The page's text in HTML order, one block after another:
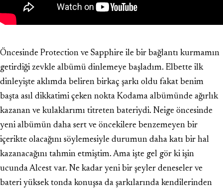
Öncesinde Protection ve Sapphire ile bir bağlantı kurmamın
getirdiği zevkle albümü dinlemeye başladım. Elbette ilk
dinleyişte aklımda beliren birkaç şarkı oldu fakat benim
başta asıl dikkatimi çeken nokta Kodama albümünde ağırlık
kazanan ve kulaklarımı titreten bateriydi. Neige öncesinde
yeni albümün daha sert ve öncekilere benzemeyen bir
içerikte olacağını söylemesiyle durumun daha katı bir hal
kazanacağını tahmin etmiştim. Ama işte gel gör ki işin
ucunda Alcest var. Ne kadar yeni bir şeyler deneseler ve
bateri yüksek tonda konuşsa da şarkılarında kendilerinden